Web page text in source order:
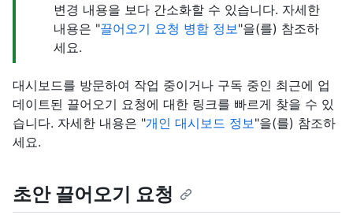
변경 내용을 보다 간소화할 수 있습니다. 자세한
내용은 "끌어오기 요청 병합 정보"을(를) 참조하
세요.
대시보드를 방문하여 작업 중이거나 구독 중인 최근에 업
데이트된 끌어오기 요청에 대한 링크를 빠르게 찾을 수 있
습니다. 자세한 내용은 "개인 대시보드 정보"을(를) 참조하
세요.
초안 끌어오기 요청